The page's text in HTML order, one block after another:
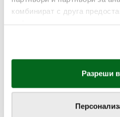
комбинират с друга
За информация отностно
обработваме Вашите данни,
Политика заРазреши
Саганаки, Гирос Пиле,
Ноевия ковчег е ашуре?